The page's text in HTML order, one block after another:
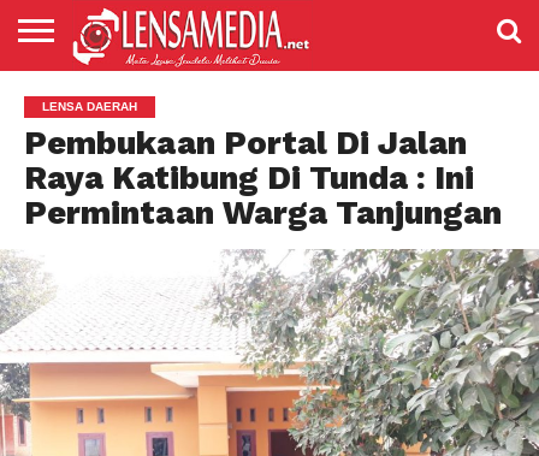
PENDIDIKAN
ENTERTAIMENT
POLITIK
PRISTIWA
SPORT
DAERAH
NASIONAL
ADVETORIAL
LENSA DAERAH
Pembukaan Portal Di Jalan
Raya Katibung Di Tunda : Ini
Permintaan Warga Tanjungan